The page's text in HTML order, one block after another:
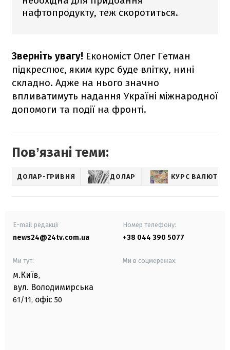
нафтопродукту, теж скоротиться.
Зверніть увагу! Економіст Олег Гетман
підкреслює, яким курс буде влітку, нині
складно. Адже на нього значно
впливатимуть надання Україні міжнародної
допомоги та події на фронті.
Повʼязані теми:
ДОЛАР-ГРИВНЯ ДОЛАР КУРС ВАЛЮТ
E-mail редакції
news24@24tv.com.ua
Номер телефону:
+38 044 390 5077
Ми тут:
м.Київ,
вул. Володимирська
61/11, офіс 50
Ми в соцмережах: